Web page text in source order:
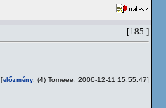
[185.]
[előzmény: (4) Tomeee, 2006-12-11 15:55:47]